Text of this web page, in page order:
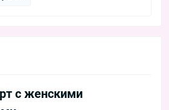
с женскими